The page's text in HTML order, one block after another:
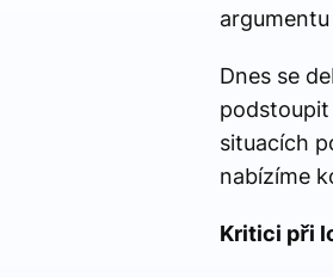
Dnes se
situacích
nabízíme
Kritici při